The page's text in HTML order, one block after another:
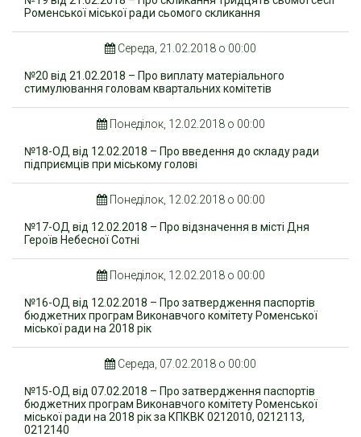
Роменської міської ради сьомого скликання
Середа, 21.02.2018 о 00:00
№20 від 21.02.2018 – Про виплату матеріального
стимулювання головам квартальних комітетів
Понеділок, 12.02.2018 о 00:00
№18-ОД від 12.02.2018 – Про введення до складу ради
підприємців при міському голові
Понеділок, 12.02.2018 о 00:00
№17-ОД від 12.02.2018 – Про відзначення в місті Дня
Героїв Небесної Сотні
Понеділок, 12.02.2018 о 00:00
№16-ОД від 12.02.2018 – Про затвердження паспортів
бюджетних програм Виконавчого комітету Роменської
міської ради на 2018 рік
Середа, 07.02.2018 о 00:00
№15-ОД від 07.02.2018 – Про затвердження паспортів
бюджетних програм Виконавчого комітету Роменської
міської ради на 2018 рік за КПКВК 0212010, 0212113,
0212140